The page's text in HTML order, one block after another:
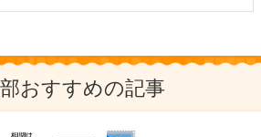
おすすめの記事